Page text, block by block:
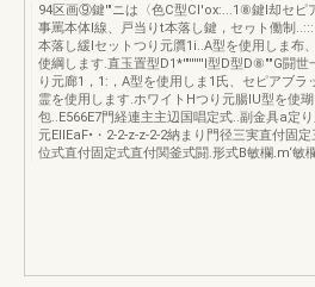
94区画⑨鍵'"ニは〈色C型Cl'ox:...1⑧鍵l却セピ
事罵本体l線、戸当りt本落し鍵，セヮト働制
本落し緩lセットつり元贋1i..A型を使用しま布
使綱します.直玉置型D1*'"''''''I型D型D⑧""G闘世
り元廊1，1:，A型を使用しま1氏、セピアブラ
霊を使用します.ホワイトHつり元腸IU型を使
包..E566E7門経連主主辺国唱定式..副金具a定
元EllEaF•・2-2-z-z-2-2納まり門径三実直付固
位式直付固定式直付関釜式闘.形式B敏欄.m‘敏